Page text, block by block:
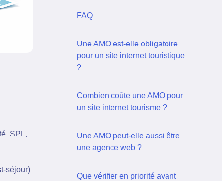
SPL,
séjour)
FAQ
Une AMO est-elle obligatoire
pour un site internet touristique
?
Combien coûte une AMO pour
un site internet tourisme ?
Une AMO peut-elle aussi être
une agence web ?
Que vérifier en priorité avant